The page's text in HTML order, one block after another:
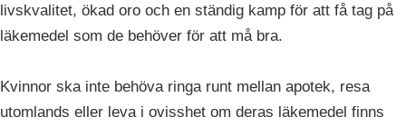
livskvalitet, ökad oro och en ständig kamp för att få tag på
läkemedel som de behöver för att må bra.
Kvinnor ska inte behöva ringa runt mellan apotek, resa
utomlands eller leva i ovisshet om deras läkemedel finns